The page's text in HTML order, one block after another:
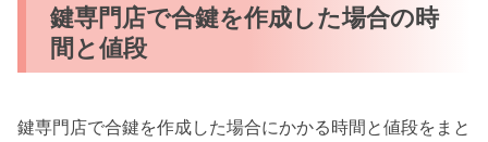
鍵専門店で合鍵を作成した場合の時
間と値段
鍵専門店で合鍵を作成した場合にかかる時間と値段をまと